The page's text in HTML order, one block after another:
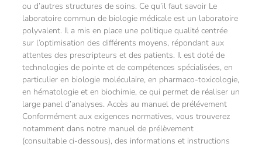
ou d’autres structures de soins. Ce qu’il faut savoir Le
laboratoire commun de biologie médicale est un laboratoire
polyvalent. Il a mis en place une politique qualité centrée
sur l’optimisation des différents moyens, répondant aux
attentes des prescripteurs et des patients. Il est doté de
technologies de pointe et de compétences spécialisées, en
particulier en biologie moléculaire, en pharmaco-toxicologie,
en hématologie et en biochimie, ce qui permet de réaliser un
large panel d’analyses. Accès au manuel de prélévement
Conformément aux exigences normatives, vous trouverez
notamment dans notre manuel de prélèvement
(consultable ci-dessous), des informations et instructions